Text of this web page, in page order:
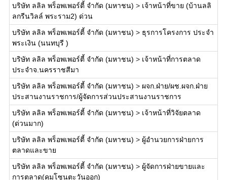
บริษัท ลลิล พร็อพเพอร์ตี้ จำกัด (มหาชน) > เจ้าหน้าที่ขาย (บ้านลลิ
ลกรีนวิลล์ พระราม2) ด่วน
บริษัท ลลิล พร็อพเพอร์ตี้ จำกัด (มหาชน) > ธุรการโครงการ ประจำ
พระเงิน (นนทบุรี )
บริษัท ลลิล พร็อพเพอร์ตี้ จำกัด (มหาชน) > เจ้าหน้าที่การตลาด
ประจำจ.นครราชสีมา
บริษัท ลลิล พร็อพเพอร์ตี้ จำกัด (มหาชน) > ผจก.ฝ่าย/ผช.ผจก.ฝ่าย
ประสานงานราชการ/ผู้จัดการส่วนประสานงานราชการ
บริษัท ลลิล พร็อพเพอร์ตี้ จำกัด (มหาชน) > เจ้าหน้าที่วิจัยตลาด
(ด่วนมาก)
บริษัท ลลิล พร็อพเพอร์ตี้ จำกัด (มหาชน) > ผู้อำนวยการฝ่ายการ
ตลาดและขาย
บริษัท ลลิล พร็อพเพอร์ตี้ จำกัด (มหาชน) > ผู้จัดการฝ่ายขายและ
การตลาด(คุมโซนตะวันออก)